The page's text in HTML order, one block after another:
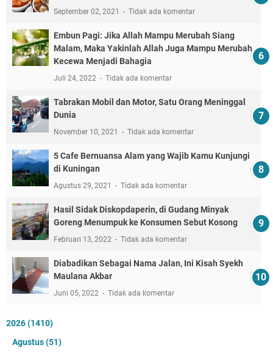
September 02, 2021 Tidak ada komentar
Embun Pagi: Jika Allah Mampu Merubah Siang
Malam, Maka Yakinlah Allah Juga Mampu Merubah
Kecewa Menjadi Bahagia
Juli 24, 2022 Tidak ada komentar
Tabrakan Mobil dan Motor, Satu Orang Meninggal
Dunia
November 10, 2021 Tidak ada komentar
5 Cafe Bernuansa Alam yang Wajib Kamu Kunjungi
di Kuningan
Agustus 29, 2021 Tidak ada komentar
Hasil Sidak Diskopdaperin, di Gudang Minyak
Goreng Menumpuk ke Konsumen Sebut Kosong
Februari 13, 2022 Tidak ada komentar
Diabadikan Sebagai Nama Jalan, Ini Kisah Syekh
Maulana Akbar
Juni 05, 2022 Tidak ada komentar
2026(1410)
Agustus(51)